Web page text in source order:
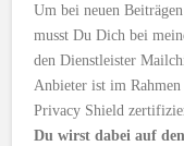
Um bei neuen
musst Du Dich bei
den Dienstleister
Anbieter ist im Rahmen
Privacy Shield
Du wirst dabei auf